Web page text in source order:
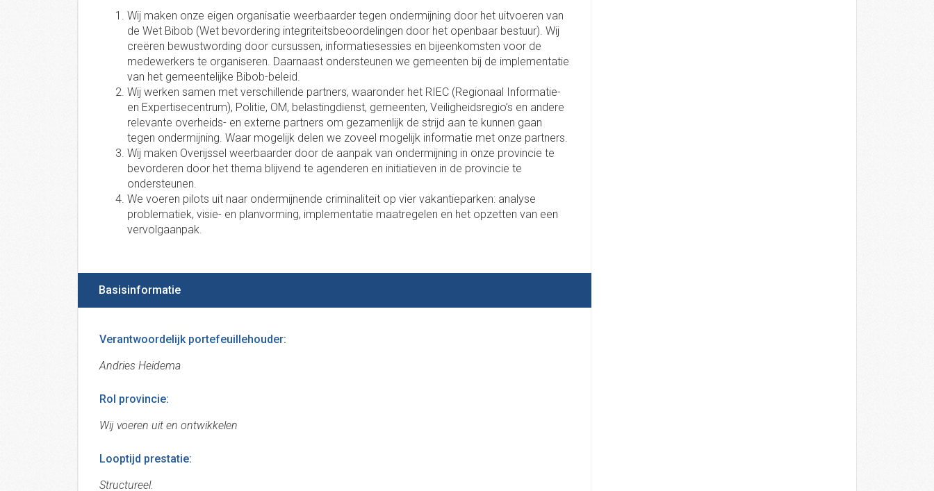
Wij maken onze eigen organisatie weerbaarder tegen ondermijning door het uitvoeren van
de Wet Bibob (Wet bevordering integriteitsbeoordelingen door het openbaar bestuur). Wij
creëren bewustwording door cursussen, informatiesessies en bijeenkomsten voor de
medewerkers te organiseren. Daarnaast ondersteunen we gemeenten bij de implementatie
van het gemeentelijke Bibob-beleid.
Wij werken samen met verschillende partners, waaronder het RIEC (Regionaal Informatie-
en Expertisecentrum), Politie, OM, belastingdienst, gemeenten, Veiligheidsregio’s en andere
relevante overheids- en externe partners om gezamenlijk de strijd aan te kunnen gaan
tegen ondermijning. Waar mogelijk delen we zoveel mogelijk informatie met onze partners.
Wij maken Overijssel weerbaarder door de aanpak van ondermijning in onze provincie te
bevorderen door het thema blijvend te agenderen en initiatieven in de provincie te
ondersteunen.
We voeren pilots uit naar ondermijnende criminaliteit op vier vakantieparken: analyse
problematiek, visie- en planvorming, implementatie maatregelen en het opzetten van een
vervolgaanpak.
Basisinformatie
Verantwoordelijk portefeuillehouder:
Andries Heidema
Rol provincie:
Wij voeren uit en ontwikkelen
Looptijd prestatie:
Structureel.